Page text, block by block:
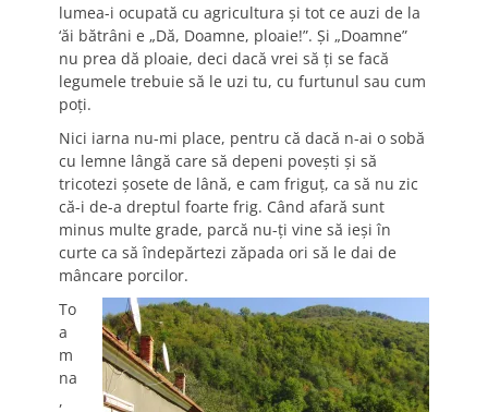
lumea-i ocupată cu agricultura şi tot ce auzi de la
‘ăi bătrâni e „Dă, Doamne, ploaie!”. Şi „Doamne”
nu prea dă ploaie, deci dacă vrei să ţi se facă
legumele trebuie să le uzi tu, cu furtunul sau cum
poţi.
Nici iarna nu-mi place, pentru că dacă n-ai o sobă
cu lemne lângă care să depeni poveşti şi să
tricotezi şosete de lână, e cam friguţ, ca să nu zic
că-i de-a dreptul foarte frig. Când afară sunt
minus multe grade, parcă nu-ţi vine să ieşi în
curte ca să îndepărtezi zăpada ori să le dai de
mâncare porcilor.
To
a
m
na
,